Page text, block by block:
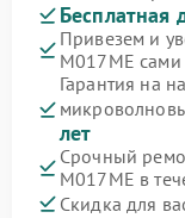
Бесплатная
Привезем и
M017ME сами
Гарантия на
лет
Срочный
M017ME в
Скидка для